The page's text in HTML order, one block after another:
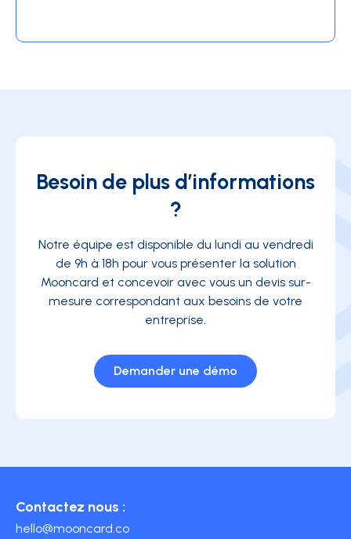
Besoin de plus d’informations
?
Notre équipe est disponible du lundi au vendredi
de 9h à 18h pour vous présenter la solution
Mooncard et concevoir avec vous un devis sur-
mesure correspondant aux besoins de votre
entreprise.
Demander une démo
Contactez nous :
hello@mooncard.co